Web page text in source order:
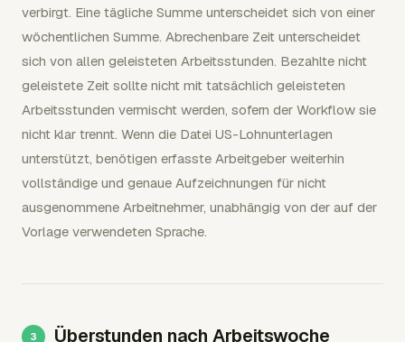
verbirgt. Eine tägliche Summe unterscheidet sich von einer
wöchentlichen Summe. Abrechenbare Zeit unterscheidet
sich von allen geleisteten Arbeitsstunden. Bezahlte nicht
geleistete Zeit sollte nicht mit tatsächlich geleisteten
Arbeitsstunden vermischt werden, sofern der Workflow sie
nicht klar trennt. Wenn die Datei US-Lohnunterlagen
unterstützt, benötigen erfasste Arbeitgeber weiterhin
vollständige und genaue Aufzeichnungen für nicht
ausgenommene Arbeitnehmer, unabhängig von der auf der
Vorlage verwendeten Sprache.
Überstunden nach Arbeitswoche